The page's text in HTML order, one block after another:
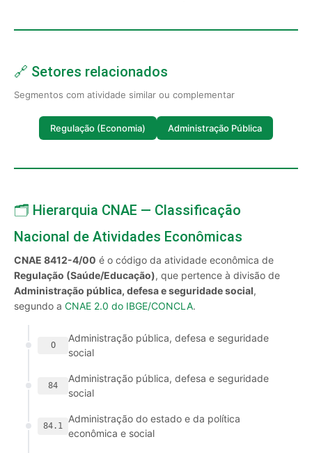
🔗 Setores relacionados
Segmentos com atividade similar ou complementar
Regulação (Economia) Administração Pública
🗂️ Hierarquia CNAE — Classificação
Nacional de Atividades Econômicas
CNAE 8412-4/00 é o código da atividade econômica de
Regulação (Saúde/Educação), que pertence à divisão de
Administração pública, defesa e seguridade social,
segundo a CNAE 2.0 do IBGE/CONCLA.
O
Administração pública, defesa e seguridade
social
84
Administração pública, defesa e seguridade
social
84.1
Administração do estado e da política
econômica e social